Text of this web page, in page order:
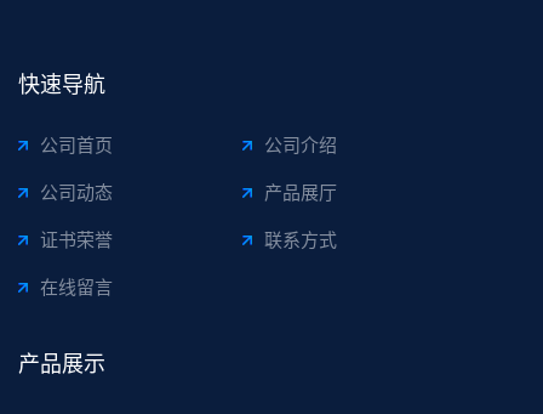
快速导航
公司首页 公司介绍
公司动态 产品展厅
证书荣誉 联系方式
在线留言
产品展示